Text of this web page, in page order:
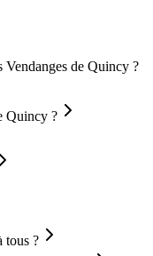
Vendanges de Quincy ?
Quincy ?
tous ?